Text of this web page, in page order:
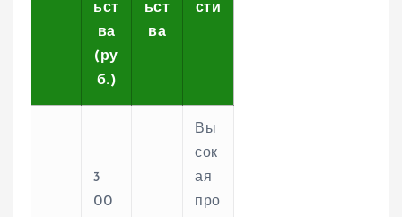
ьст
ва
(ру
б.)
ьст
ва
сти
3
00
Вы
сок
ая
про